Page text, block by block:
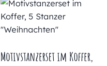
Motivstanzerset im Koffer,